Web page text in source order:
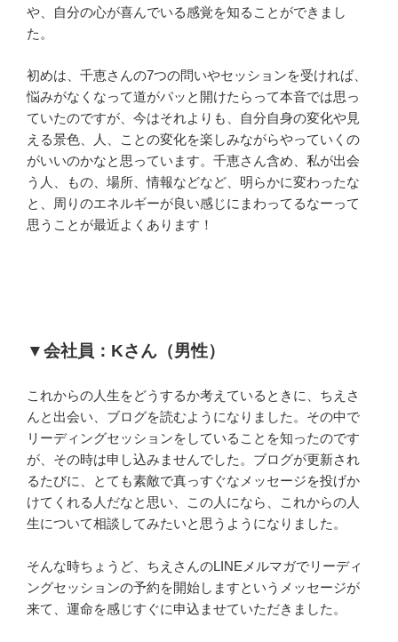
や、自分の心が喜んでいる感覚を知ることができまし
た。
初めは、千恵さんの7つの問いやセッションを受ければ、
悩みがなくなって道がパッと開けたらって本音では思っ
ていたのですが、今はそれよりも、自分自身の変化や見
える景色、人、ことの変化を楽しみながらやっていくの
がいいのかなと思っています。千恵さん含め、私が出会
う人、もの、場所、情報などなど、明らかに変わったな
と、周りのエネルギーが良い感じにまわってるなーって
思うことが最近よくあります！
▼会社員：Kさん（男性）
これからの人生をどうするか考えているときに、ちえさ
んと出会い、ブログを読むようになりました。その中で
リーディングセッションをしていることを知ったのです
が、その時は申し込みませんでした。ブログが更新され
るたびに、とても素敵で真っすぐなメッセージを投げか
けてくれる人だなと思い、この人になら、これからの人
生について相談してみたいと思うようになりました。
そんな時ちょうど、ちえさんのLINEメルマガでリーディ
ングセッションの予約を開始しますというメッセージが
来て、運命を感じすぐに申込ませていただきました。